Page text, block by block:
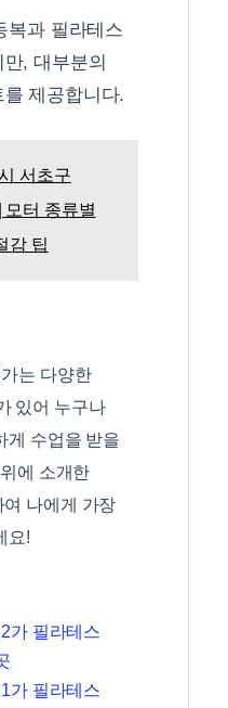
복과 필라테스
, 대부분의
제공합니다.
서초구
모터 종류별
감 팁
는 다양한
있어 누구나
게 수업을 받을
에 소개한
나에게 가장
요!
가 필라테스
가 필라테스